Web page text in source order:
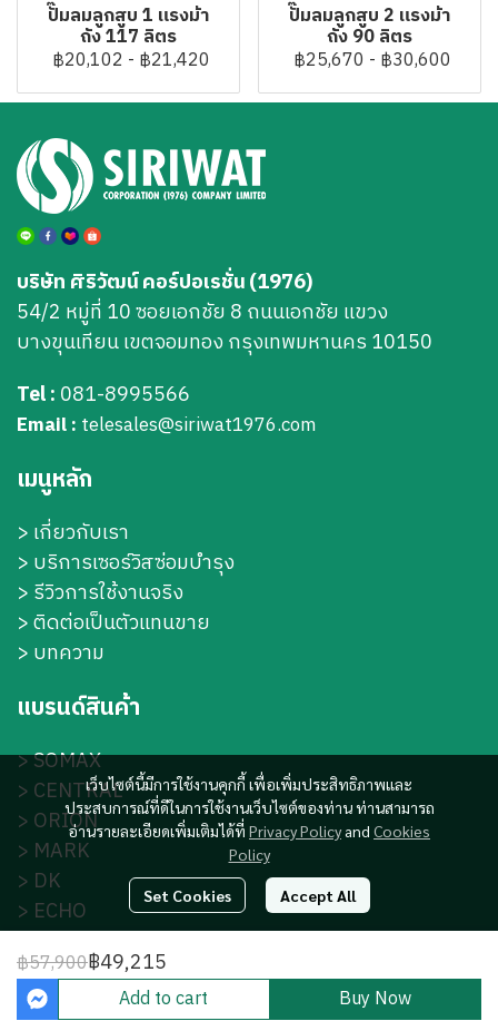
ปั๊มลมลูกสูบ 1 แรงม้า
ถัง 117 ลิตร
฿20,102 - ฿21,420
ปั๊มลมลูกสูบ 2 แรงม้า
ถัง 90 ลิตร
฿25,670 - ฿30,600
฿57,900฿49,215
Add to cart Buy Now
เว็บไซต์นี้มีการใช้งานคุกกี้ เพื่อเพิ่มประสิทธิภาพและ
ประสบการณ์ที่ดีในการใช้งานเว็บไซต์ของท่าน ท่านสามารถ
อ่านรายละเอียดเพิ่มเติมได้ที่ Privacy Policyand Cookies
Policy
Set Cookies Accept All
บริษัท ศิริวัฒน์ คอร์ปอเรชั่น (1976)
54/2 หมู่ที่ 10 ซอยเอกชัย 8 ถนนเอกชัย แขวง
บางขุนเทียน เขตจอมทอง กรุงเทพมหานคร 10150
Tel : 081-8995566
Email : telesales@siriwat1976.com
เมนูหลัก
> เกี่ยวกับเรา
> บริการเซอร์วิสซ่อมบำรุง
> รีวิวการใช้งานจริง
> ติดต่อเป็นตัวแทนขาย
> บทความ
แบรนด์สินค้า
>SOMAX
> CENTRAL
> ORION
> MARK
> DK
> ECHO
>S-DK